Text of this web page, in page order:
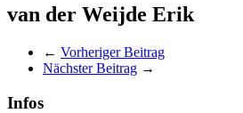
van der Weijde Erik
← Vorheriger Beitrag
Nächster Beitrag →
Infos